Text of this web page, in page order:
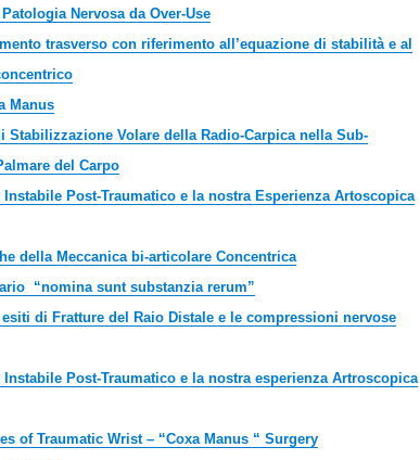
Nervosa da Over-Use
trasverso con riferimento all’equazione di stabilità e al
Manus
Stabilizzazione Volare della Radio-Carpica nella Sub-
del Carpo
Instabile Post-Traumatico e la nostra Esperienza Artoscopica
della Meccanica bi-articolare Concentrica
“nomina sunt substanzia rerum”
esiti di Fratture del Raio Distale e le compressioni nervose
Instabile Post-Traumatico e la nostra esperienza Artroscopica
of Traumatic Wrist – “Coxa Manus “ Surgery